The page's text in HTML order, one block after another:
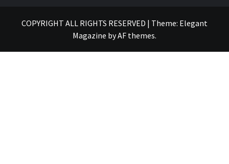
COPYRIGHT ALL RIGHTS RESERVED | Theme: Elegant
Magazine byAF themes.